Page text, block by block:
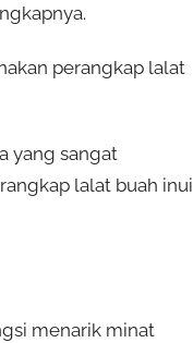
perangkap lalat
yang sangat
lalat buah inui
menarik minat